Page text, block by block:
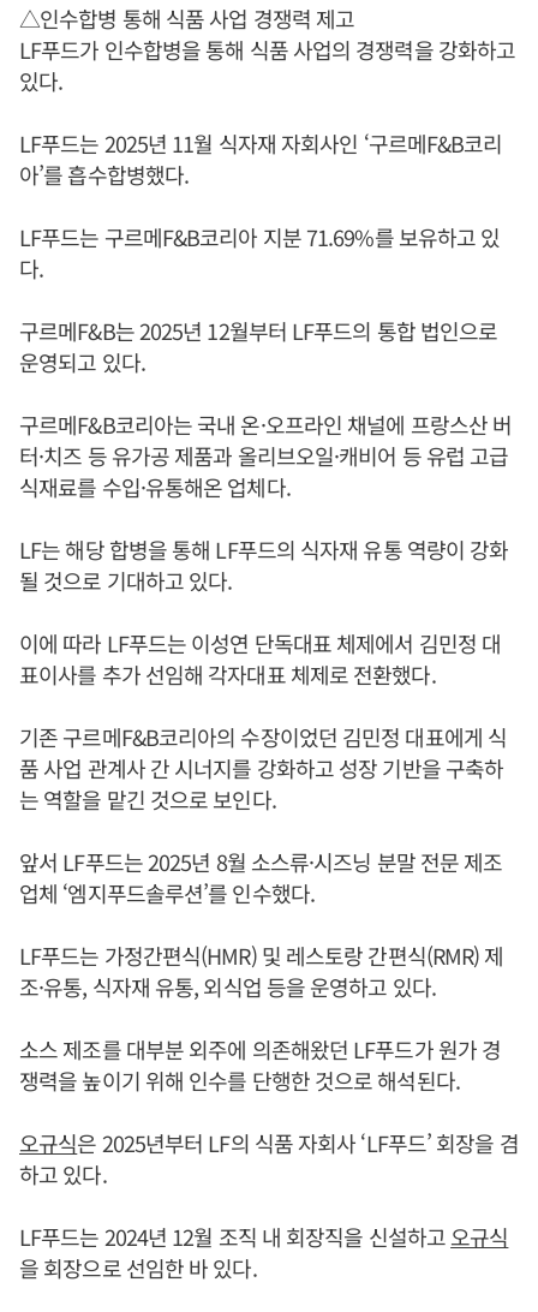
△인수합병 통해 식품 사업 경쟁력 제고
LF푸드가 인수합병을 통해 식품 사업의 경쟁력을 강화하고
있다.
LF푸드는 2025년 11월 식자재 자회사인 ‘구르메F&B코리
아’를 흡수합병했다.
LF푸드는 구르메F&B코리아 지분 71.69%를 보유하고 있
다.
구르메F&B는 2025년 12월부터 LF푸드의 통합 법인으로
운영되고 있다.
구르메F&B코리아는 국내 온·오프라인 채널에 프랑스산 버
터·치즈 등 유가공 제품과 올리브오일·캐비어 등 유럽 고급
식재료를 수입·유통해온 업체다.
LF는 해당 합병을 통해 LF푸드의 식자재 유통 역량이 강화
될 것으로 기대하고 있다.
이에 따라 LF푸드는 이성연 단독대표 체제에서 김민정 대
표이사를 추가 선임해 각자대표 체제로 전환했다.
기존 구르메F&B코리아의 수장이었던 김민정 대표에게 식
품 사업 관계사 간 시너지를 강화하고 성장 기반을 구축하
는 역할을 맡긴 것으로 보인다.
앞서 LF푸드는 2025년 8월 소스류·시즈닝 분말 전문 제조
업체 ‘엠지푸드솔루션’를 인수했다.
LF푸드는 가정간편식(HMR) 및 레스토랑 간편식(RMR) 제
조·유통, 식자재 유통, 외식업 등을 운영하고 있다.
소스 제조를 대부분 외주에 의존해왔던 LF푸드가 원가 경
쟁력을 높이기 위해 인수를 단행한 것으로 해석된다.
오규식은 2025년부터 LF의 식품 자회사 ‘LF푸드’ 회장을 겸
하고 있다.
LF푸드는 2024년 12월 조직 내 회장직을 신설하고오규식
을 회장으로 선임한 바 있다.